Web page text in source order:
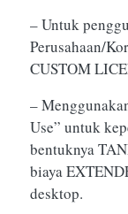
– Untuk
Perusahaan/
CUSTOM
–
Use” untuk
bentuknya
biaya
desktop.